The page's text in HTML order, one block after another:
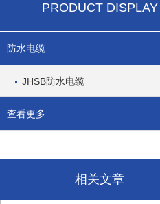
PRODUCT DISPLAY
防水电缆
JHSB防水电缆
查看更多
相关文章